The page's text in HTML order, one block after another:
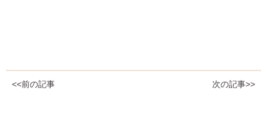
<<前の記事 次の記事>>